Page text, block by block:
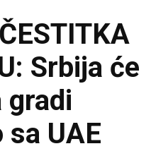
Srbija će
gradi
UAE